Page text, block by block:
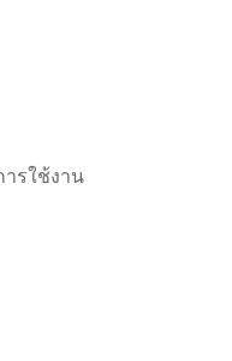
ารใช้งาน